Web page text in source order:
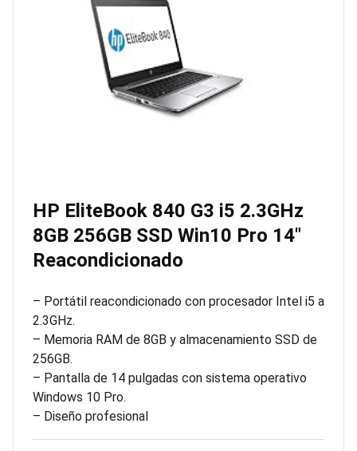
HP EliteBook 840 G3 i5 2.3GHz
8GB 256GB SSD Win10 Pro 14″
Reacondicionado
– Portátil reacondicionado con procesador Intel i5 a
2.3GHz.
– Memoria RAM de 8GB y almacenamiento SSD de
256GB.
– Pantalla de 14 pulgadas con sistema operativo
Windows 10 Pro.
– Diseño profesional